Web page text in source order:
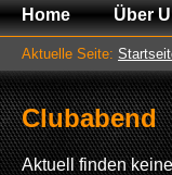
Home Über
Aktuelle Seite:
Clubabend
Aktuell finden